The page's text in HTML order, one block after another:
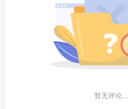
暂无评论...